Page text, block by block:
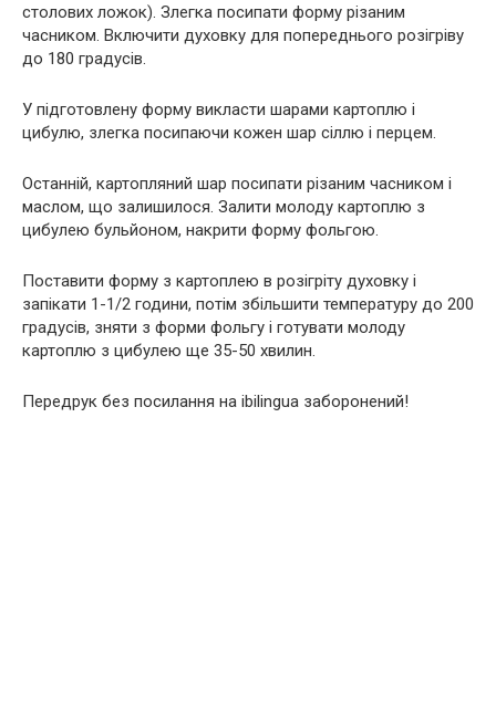
столових ложок). Злегка посипати форму різаним
часником. Включити духовку для попереднього розігріву
до 180 градусів.
У підготовлену форму викласти шарами картоплю і
цибулю, злегка посипаючи кожен шар сіллю і перцем.
Останній, картопляний шар посипати різаним часником і
маслом, що залишилося. Залити молоду картоплю з
цибулею бульйоном, накрити форму фольгою.
Поставити форму з картоплею в розігріту духовку і
запікати 1-1/2 години, потім збільшити температуру до 200
градусів, зняти з форми фольгу і готувати молоду
картоплю з цибулею ще 35-50 хвилин.
Передрук без посилання на ibilingua заборонений!